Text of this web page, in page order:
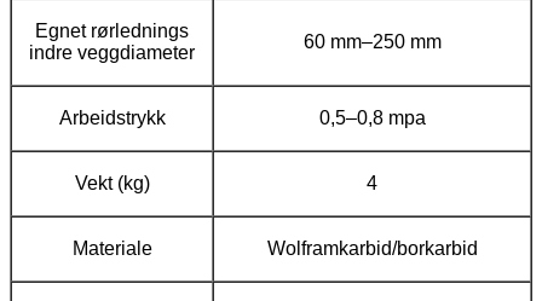
Egnet rørlednings
indre veggdiameter
60 mm–250 mm
Arbeidstrykk 0,5–0,8 mpa
Vekt (kg) 4
Materiale Wolframkarbid/borkarbid